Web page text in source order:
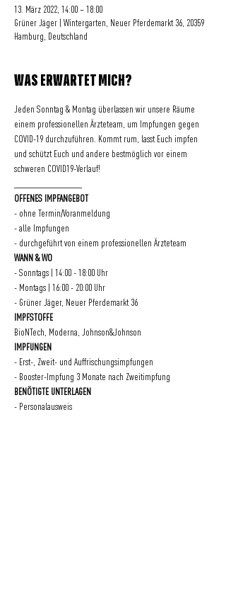
13. März 2022, 14:00 – 18:00
Grüner Jäger | Wintergarten, Neuer Pferdemarkt 36, 20359
Hamburg, Deutschland
WAS ERWARTET MICH?
Jeden Sonntag & Montag überlassen wir unsere Räume
einem professionellen Ärzteteam, um Impfungen gegen
COVID-19 durchzuführen. Kommt rum, lasst Euch impfen
und schützt Euch und andere bestmöglich vor einem
schweren COVID19-Verlauf!
OFFENES IMPFANGEBOT
- ohne Termin/Voranmeldung
- alle Impfungen
- durchgeführt von einem professionellen Ärzteteam
WANN & WO
- Sonntags | 14:00 - 18:00 Uhr
- Montags | 16:00 - 20:00 Uhr
- Grüner Jäger, Neuer Pferdemarkt 36
IMPFSTOFFE
BioNTech, Moderna, Johnson&Johnson
IMPFUNGEN
- Erst-, Zweit- und Auffrischungsimpfungen
- Booster-Impfung 3 Monate nach Zweitimpfung
BENÖTIGTE UNTERLAGEN
- Personalausweis